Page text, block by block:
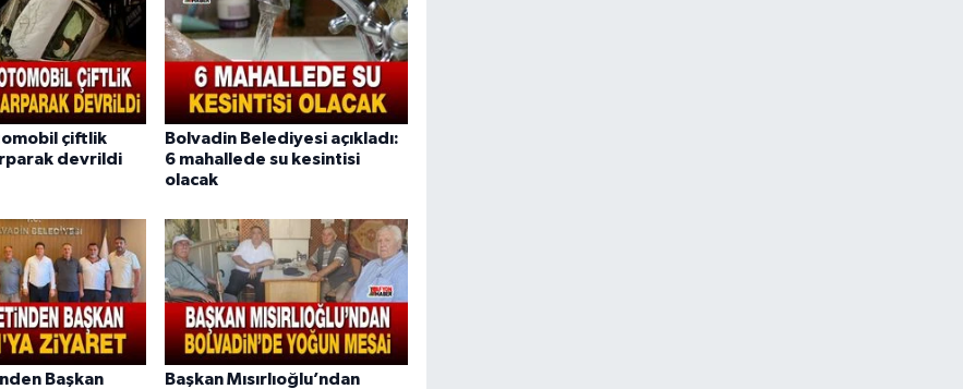
çiftlik
devrildi
Bolvadin Belediyesi açıkladı:
6 mahallede su kesintisi
olacak
Başkan
Başkan Mısırlıoğlu’ndan